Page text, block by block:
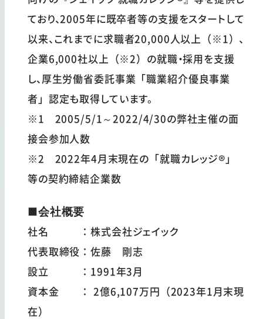
ており、2005年に既卒者等の支援をスタートして
以来、これまでに求職者20,000人以上（※1）、
企業6,000社以上（※2）の就職・採用を支援
し、厚生労働省委託事業「職業紹介優良事業
者」認定も取得しています。
※1 2005/5/1～2022/4/30の弊社主催の面
接会参加人数
※2 2022年4月末現在の「就職カレッジ®」
等の契約締結企業数
■会社概要
社名 ：株式会社ジェイック
代表取締役：佐藤 剛志
設立 ：1991年3月
資本金 ： 2億6,107万円（2023年1月末現
在）